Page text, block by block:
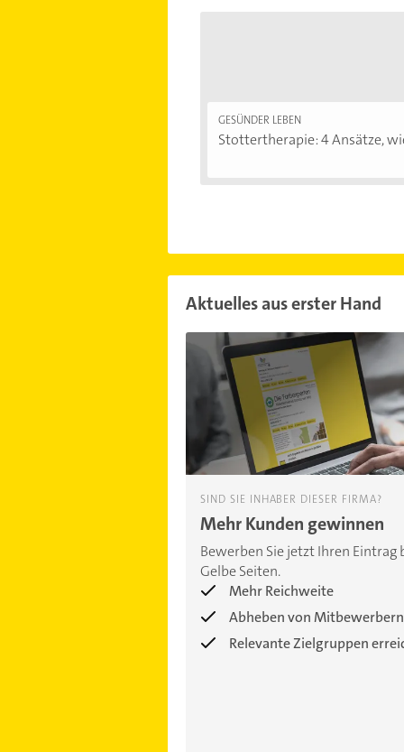
GESÜNDER LEBEN
Stottertherapie: 4 Ansätze,
Aktuelles aus erster Hand
SIND SIE INHABER DIESER FIRMA?
Mehr Kunden gewinnen
Bewerben Sie jetzt Ihren Eintrag
Gelbe Seiten.
Mehr Reichweite
Abheben von Mitbewerbern
Relevante Zielgruppen